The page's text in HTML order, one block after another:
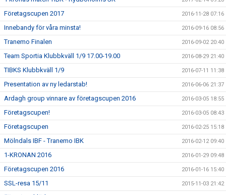
Företagscupen 2017 2016-11-28 07:16
Innebandy för våra minsta! 2016-09-16 08:56
Tranemo Finalen 2016-09-02 20:40
Team Sportia Klubbkväll 1/9 17.00-19.00 2016-08-29 21:40
TIBKS Klubbkväll 1/9 2016-07-11 11:38
Presentation av ny ledarstab! 2016-06-06 21:37
Ardagh group vinnare av företagscupen 2016 2016-03-05 18:55
Företagscupen! 2016-03-05 08:43
Företagscupen 2016-02-25 15:18
Mölndals IBF - Tranemo IBK 2016-02-12 09:40
1-KRONAN 2016 2016-01-29 09:48
Företagscupen 2016 2016-01-16 15:40
SSL-resa 15/11 2015-11-03 21:42